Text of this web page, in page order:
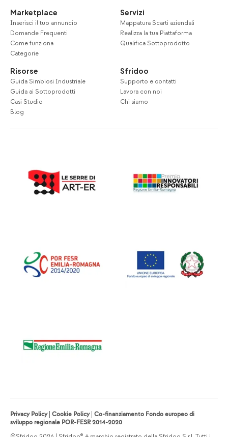
Marketplace
Inserisci il tuo annuncio
Domande Frequenti
Come funziona
Categorie
Servizi
Mappatura Scarti aziendali
Realizza la tua Piattaforma
Qualifica Sottoprodotto
Risorse
Guida Simbiosi Industriale
Guida ai Sottoprodotti
Casi Studio
Blog
Sfridoo
Supporto e contatti
Lavora con noi
Chi siamo
Privacy Policy| Cookie Policy| Co-finanziamento Fondo europeo di
sviluppo regionale POR-FESR 2014-2020